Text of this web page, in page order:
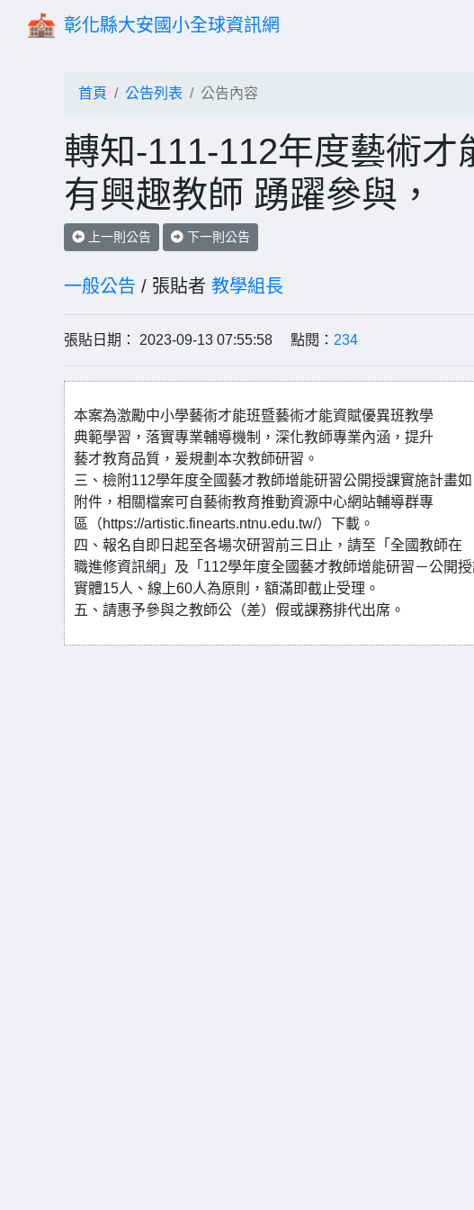
彰化縣大安國小全球資訊網
首頁 公告列表 公告內容
轉知-111-112年度藝術
有興趣教師 踴躍參與，
上一則公告 下一則公告
一般公告 / 張貼者 教學組長
張貼日期： 2023-09-13 07:55:58 點閱： 234
本案為激勵中小學藝術才能班暨藝術才能資賦優異班教學
典範學習，落實專業輔導機制，深化教師專業內涵，提升
藝才教育品質，爰規劃本次教師研習。
三、檢附112學年度全國藝才教師增能研習公開授課實施計畫如
附件，相關檔案可自藝術教育推動資源中心網站輔導群專
區（https://artistic.finearts.ntnu.edu.tw/）下載。
四、報名自即日起至各場次研習前三日止，請至「全國教師在
職進修資訊網」及「112學年度全國藝才教師增能研習－公開
實體15人、線上60人為原則，額滿即截止受理。
五、請惠予參與之教師公（差）假或課務排代出席。